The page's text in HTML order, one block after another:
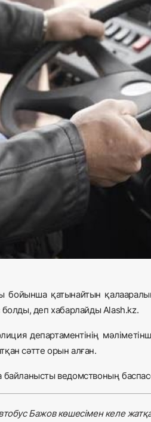
қатынайтын қалааралық
болды, деп хабарлайды Alash.kz.
департаментінің
сәтте орын алған.
байланысты ведомствоның
Бажов көшесімен келе